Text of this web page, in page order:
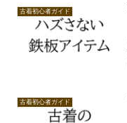
古着初心者ガイド
古着初心者ガイド